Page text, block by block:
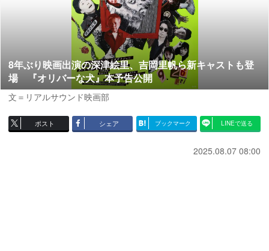
8年ぶり映画出演の深津絵里、吉岡里帆ら新キャストも登
場 『オリバーな犬』本予告公開
文＝リアルサウンド映画部
ポスト シェア ブックマーク LINEで送る
2025.08.07 08:00